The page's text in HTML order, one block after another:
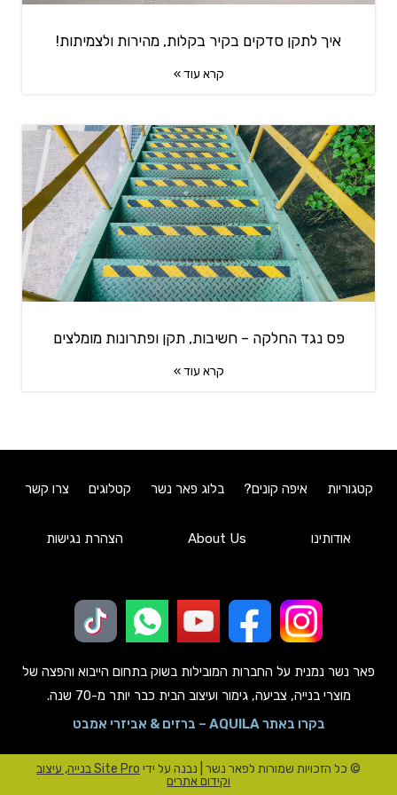
איך לתקן סדקים בקיר בקלות, מהירות ולצמיתות!
קרא עוד »
פס נגד החלקה – חשיבות, תקן ופתרונות מומלצים
קרא עוד »
קטגוריות איפה קונים? בלוג פאר נשר קטלוגים צרו קשר
אודותינו About Us הצהרת נגישות
פאר נשר נמנית על החברות המובילות בשוק בתחום הייבוא והפצה של
מוצרי בנייה, צביעה, גימור ועיצוב הבית כבר יותר מ-70 שנה.
בקרו באתר AQUILA – ברזים & אביזרי אמבט
© כל הזכויות שמורות לפאר נשר | נבנה על ידי
Site Pro בנייה, עיצוב
וקידום אתרים